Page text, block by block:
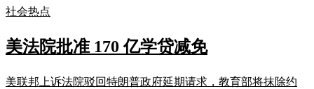
社会热点
美法院批准 170 亿学贷减免
美联邦上诉法院驳回特朗普政府延期请求，教育部将抹除约